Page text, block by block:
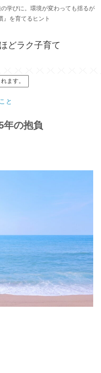
学びに。環境が変わっても揺るが
』を育てるヒント
どラク子育て
ます。
と
年の抱負